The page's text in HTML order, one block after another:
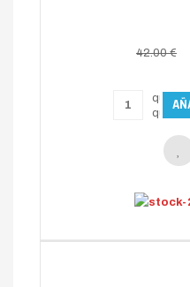
42.00 €